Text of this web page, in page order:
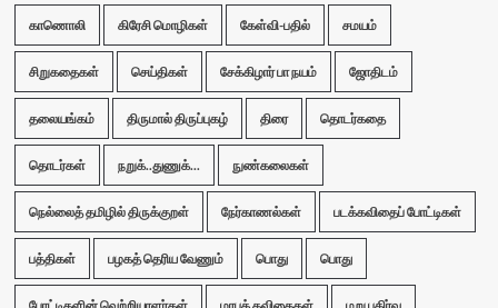
காணொலி கிரேசி மொழிகள் கேள்வி-பதில் சமயம்
சிறுகதைகள் செய்திகள் சேக்கிழார் பா நயம் ஜோதிடம்
தலையங்கம் திருமால் திருப்புகழ் திரை தொடர்கதை
தொடர்கள் நறுக்..துணுக்... நுண்கலைகள்
நெல்லைத் தமிழில் திருக்குறள் நேர்காணல்கள் படக்கவிதைப் போட்டிகள்
பத்திகள் பழகத் தெரிய வேணும் பொது பொது